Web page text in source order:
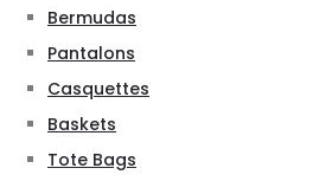
Bermudas
Pantalons
Casquettes
Baskets
Tote Bags